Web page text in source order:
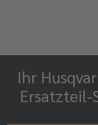
Ihr
Ersatzteil-